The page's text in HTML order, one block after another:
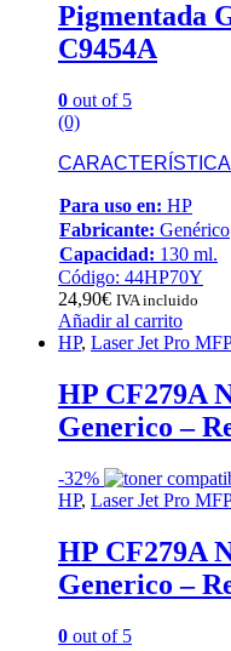
Pigmentada
C9454A
0 out of 5
(0)
Para uso en: HP
Fabricante: Genérico
Capacidad: 130 ml.
Código: 44HP70Y
24,90€ IVA incluido
Añadir al carrito
HP, Laser Jet Pro MFP
HP CF279A
Generico –
-32%
HP, Laser Jet Pro MFP
HP CF279A
Generico –
0 out of 5